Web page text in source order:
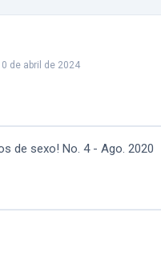
de abril de 2024
de sexo! No. 4 - Ago. 2020